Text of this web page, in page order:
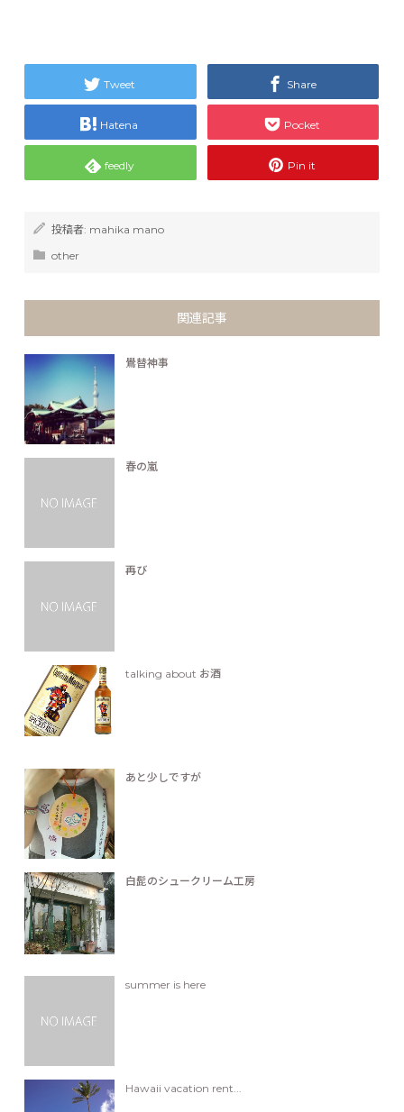
Tweet Share
Hatena Pocket
feedly Pin it
投稿者: mahika mano
other
関連記事
鷽替神事
春の嵐
再び
talking about お酒
あと少しですが
白髭のシュークリーム工房
summer is here
Hawaii vacation rent...